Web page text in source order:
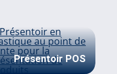
Présentoir POS